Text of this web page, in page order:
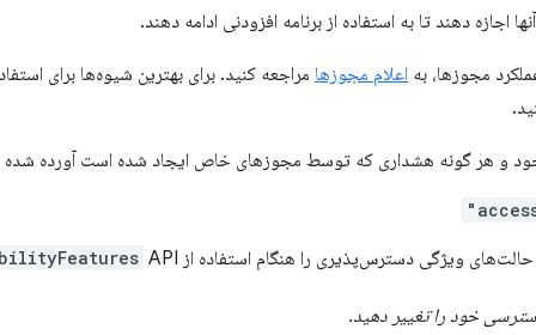
اجازه دهند تا به استفاده از برنامه افزودنی ادامه دهند.
مجوزها، به اعلام مجوزها مراجعه کنید. برای بهترین شیوه‌ها برای
و هر گونه هشداری که توسط مجوزهای خاص ایجاد شده است آورده
حالت‌های ویژگی دسترس‌پذیری را هنگام استفاده از
خود را تغییر دهید.